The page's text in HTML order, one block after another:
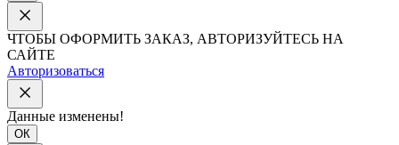
ЧТОБЫ ОФОРМИТЬ ЗАКАЗ, АВТОРИЗУЙТЕСЬ НА
САЙТЕ
Авторизоваться
Данные изменены!
ОК